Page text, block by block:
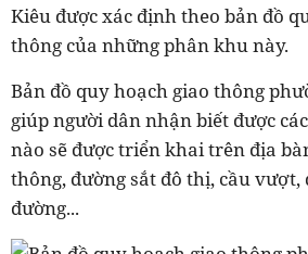
Kiêu được xác định theo bản đồ
thông của những phân khu này.
Bản đồ quy hoạch giao thông
giúp người dân nhận biết được
nào sẽ được triển khai trên địa
thông, đường sắt đô thị, cầu vượt,
đường...